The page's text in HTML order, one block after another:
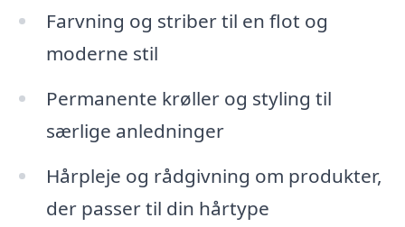
Farvning og striber til en flot og
moderne stil
Permanente krøller og styling til
særlige anledninger
Hårpleje og rådgivning om produkter,
der passer til din hårtype